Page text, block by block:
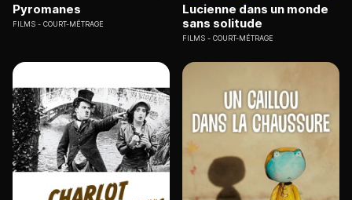
Pyromanes
FILMS COURT-MÉTRAGE
Lucienne dans un monde
sans solitude
FILMS COURT-MÉTRAGE